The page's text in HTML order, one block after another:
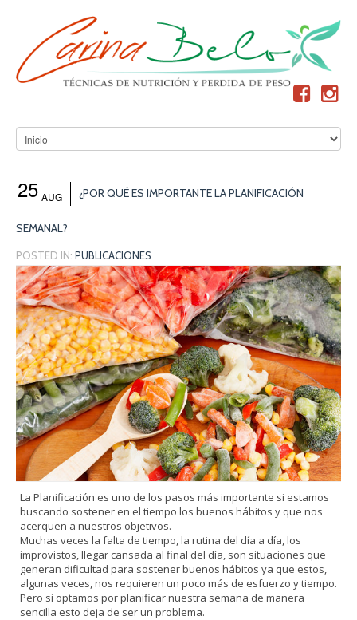
25 AUG ¿POR QUÉ ES IMPORTANTE LA PLANIFICACIÓN
SEMANAL?
POSTED IN: PUBLICACIONES
La Planificación es uno de los pasos más importante si estamos
buscando sostener en el tiempo los buenos hábitos y que nos
acerquen a nuestros objetivos.
Muchas veces la falta de tiempo, la rutina del día a día, los
improvistos, llegar cansada al final del día, son situaciones que
generan dificultad para sostener buenos hábitos ya que estos,
algunas veces, nos requieren un poco más de esfuerzo y tiempo.
Pero si optamos por planificar nuestra semana de manera
sencilla esto deja de ser un problema.